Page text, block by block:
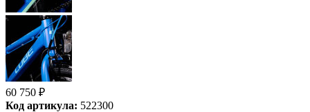
60 750 ₽
Код артикула: 522300